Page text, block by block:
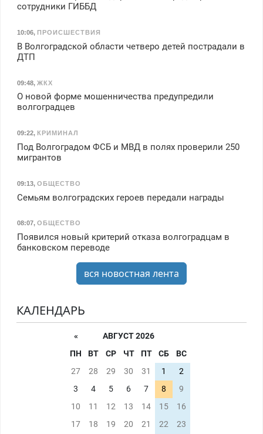
сотрудники ГИББД
10:06, ПРОИСШЕСТВИЯ
В Волгоградской области четверо детей пострадали в
ДТП
09:48, ЖКХ
О новой форме мошенничества предупредили
волгоградцев
09:22, КРИМИНАЛ
Под Волгоградом ФСБ и МВД в полях проверили 250
мигрантов
09:13, ОБЩЕСТВО
Семьям волгоградских героев передали награды
08:07, ОБЩЕСТВО
Появился новый критерий отказа волгоградцам в
банковском переводе
вся новостная лента
КАЛЕНДАРЬ
«
АВГУСТ 2026
ПН
ВТ СР ЧТ ПТ СБ
ВС
27
28 29 30 31 1
2
3
4 5 6 7 8
9
10
11 12 13 14 15
16
17
18 19 20 21 22 23